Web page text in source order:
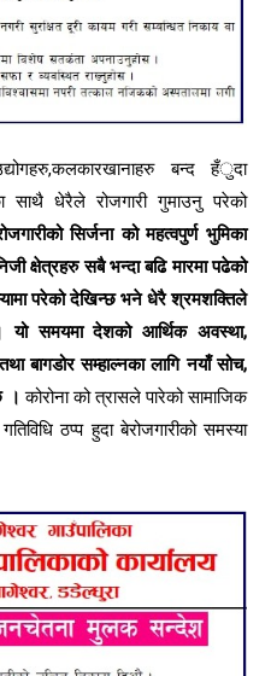
बन्द हँुदा
साथै धेरैले रोजगारी गुमाउनु परेको
सिर्जना को महत्वपुर्ण भुमिका
क्षेत्रहरु सबै भन्दा बढि मारमा पढेको
परेको देखिन्छ भने धेरै श्रमशक्तिले
समयमा देशको आर्थिक अवस्था,
बागडोर सम्हाल्नका लागि नयाँ सोच,
। कोरोना को त्रासले पारेको सामाजिक
ठप्प हुदा बेरोजगारीको समस्या